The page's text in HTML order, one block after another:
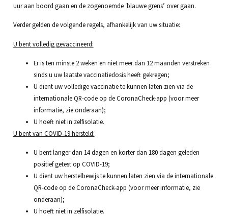
uur aan boord gaan en de zogenoemde ‘blauwe grens’ over gaan.
Verder gelden de volgende regels, afhankelijk van uw situatie:
U bent volledig gevaccineerd:
Er is ten minste 2 weken en niet meer dan 12 maanden verstreken
sinds u uw laatste vaccinatiedosis heeft gekregen;
U dient uw volledige vaccinatie te kunnen laten zien via de
internationale QR-code op de CoronaCheck-app (voor meer
informatie, zie onderaan);
U hoeft niet in zelfisolatie.
U bent van COVID-19 hersteld:
U bent langer dan 14 dagen en korter dan 180 dagen geleden
positief getest op COVID-19;
U dient uw herstelbewijs te kunnen laten zien via de internationale
QR-code op de CoronaCheck-app (voor meer informatie, zie
onderaan);
U hoeft niet in zelfisolatie.